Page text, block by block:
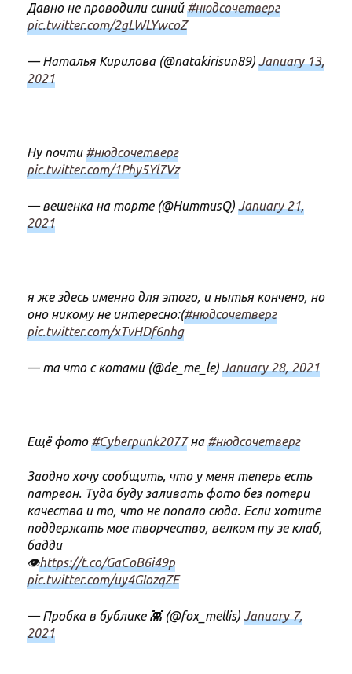
Давно не проводили синий#нюдсочетверг
pic.twitter.com/2gLWLYwcoZ
— Наталья Кирилова (@natakirisun89) January 13,
2021
Ну почти#нюдсочетверг
pic.twitter.com/1Phy5Yl7Vz
— вешенка на торте (@HummusQ) January 21,
2021
я же здесь именно для этого, и нытья кончено, но
оно никому не интересно:(#нюдсочетверг
pic.twitter.com/xTvHDf6nhg
— та что с котами (@de_me_le) January 28, 2021
Ещё фото#Cyberpunk2077на#нюдсочетверг
Заодно хочу сообщить, что у меня теперь есть
патреон. Туда буду заливать фото без потери
качества и то, что не попало сюда. Если хотите
поддержать мое творчество, велком ту зе клаб,
бадди
👁https://t.co/GaCoB6i49p
pic.twitter.com/uy4GIozqZE
— Пробка в бублике 👾 (@fox_mellis) January 7,
2021